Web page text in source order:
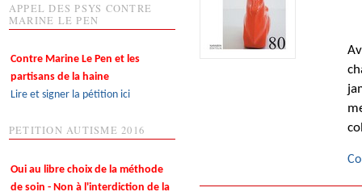
APPEL DES PSYS CONTRE
MARINE LE PEN
Contre Marine Le Pen et les
partisans de la haine
Lire et signer la pétition ici
PETITION AUTISME 2016
Oui au libre choix de la méthode
de soin - Non à l'interdiction de la